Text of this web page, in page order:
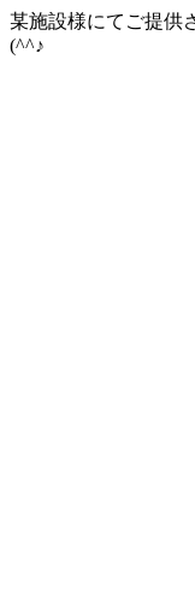
某施設様にてご提供
(^^♪